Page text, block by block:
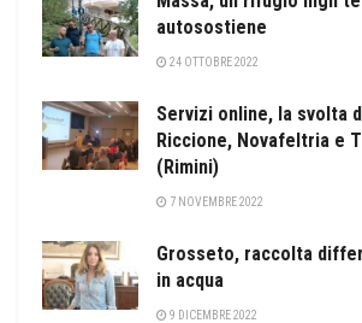
autosostiene
24 OTTOBRE 2022
Servizi online, la svolta
Riccione, Novafeltria e
(Rimini)
7 NOVEMBRE 2022
Grosseto, raccolta
in acqua
9 DICEMBRE 2022